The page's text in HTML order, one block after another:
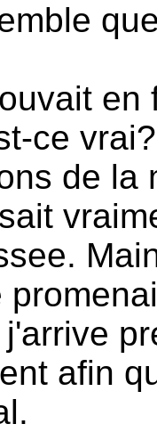
en
ce
de la
afin